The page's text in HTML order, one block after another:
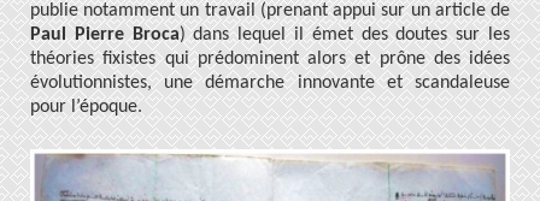
publie notamment un travail (prenant appui sur un article de
Paul Pierre Broca) dans lequel il émet des doutes sur les
théories fixistes qui prédominent alors et prône des idées
évolutionnistes, une démarche innovante et scandaleuse
pour l’époque.